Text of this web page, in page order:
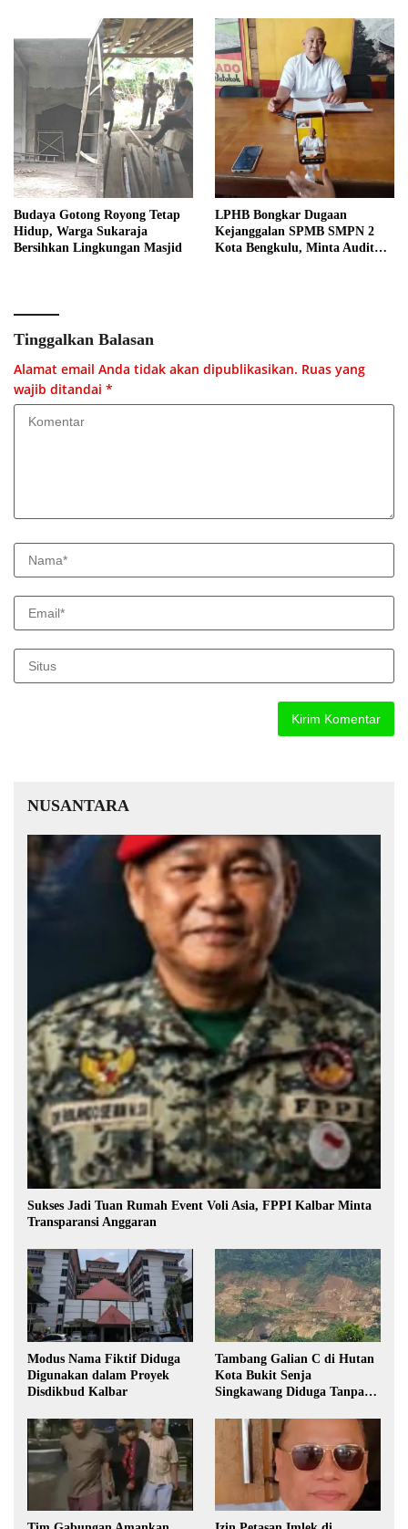
Budaya Gotong Royong Tetap
Hidup, Warga Sukaraja
Bersihkan Lingkungan Masjid
LPHB Bongkar Dugaan
Kejanggalan SPMB SMPN 2
Kota Bengkulu, Minta Audit
Tinggalkan Balasan
Alamat email Anda tidak akan dipublikasikan. Ruas yang
wajib ditandai *
NUSANTARA
Sukses Jadi Tuan Rumah Event Voli Asia, FPPI Kalbar Minta
Transparansi Anggaran
Modus Nama Fiktif Diduga
Digunakan dalam Proyek
Disdikbud Kalbar
Tambang Galian C di Hutan
Kota Bukit Senja
Singkawang Diduga Tanpa